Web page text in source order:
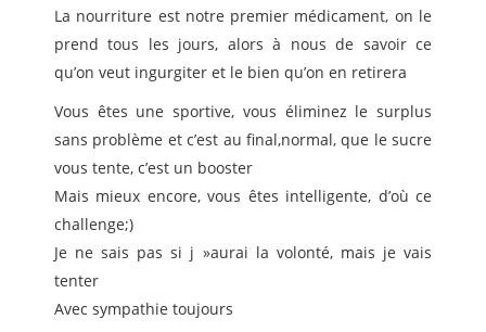
La nourriture est notre premier médicament, on le
prend tous les jours, alors à nous de savoir ce
qu’on veut ingurgiter et le bien qu’on en retirera
Vous êtes une sportive, vous éliminez le surplus
sans problème et c’est au final,normal, que le sucre
vous tente, c’est un booster
Mais mieux encore, vous êtes intelligente, d’où ce
challenge;)
Je ne sais pas si j »aurai la volonté, mais je vais
tenter
Avec sympathie toujours